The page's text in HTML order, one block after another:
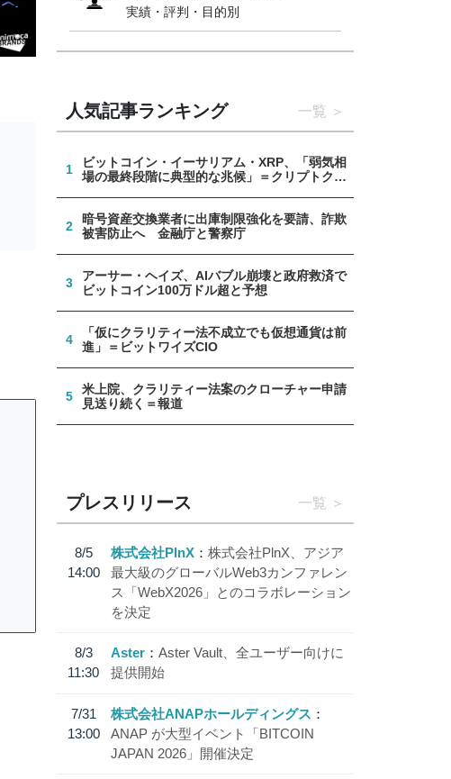
実績・評判・目的別
人気記事ランキング 一覧
1
ビットコイン・イーサリアム・XRP、「弱気相
場の最終段階に典型的な兆候」＝クリプトクア
2
暗号資産交換業者に出庫制限強化を要請、詐欺
被害防止へ 金融庁と警察庁
3
アーサー・ヘイズ、AIバブル崩壊と政府救済で
ビットコイン100万ドル超と予想
4
「仮にクラリティー法不成立でも仮想通貨は前
進」＝ビットワイズCIO
5
米上院、クラリティー法案のクローチャー申請
見送り続く＝報道
プレスリリース 一覧
8/5
14:00
株式会社PlnX
株式会社PlnX、アジア
最大級のグローバルWeb3カンファレン
ス「WebX2026」とのコラボレーション
を決定
8/3
11:30
Aster
Aster Vault、全ユーザー向けに
提供開始
7/31
13:00
株式会社ANAPホールディングス
ANAP が大型イベント「BITCOIN
JAPAN 2026」開催決定